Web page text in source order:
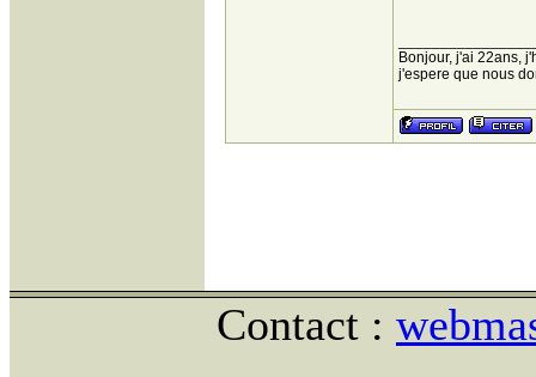
Bonjour, j'ai 22ans,
j'espere que nous
Contact :